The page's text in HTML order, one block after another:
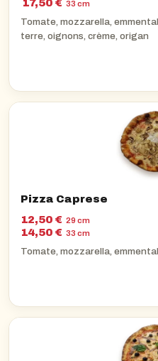
17,50 € 33 cm
Tomate, mozzarella,
terre, oignons, crème, origan
Pizza Caprese
12,50 € 29 cm
14,50 € 33 cm
Tomate, mozzarella,